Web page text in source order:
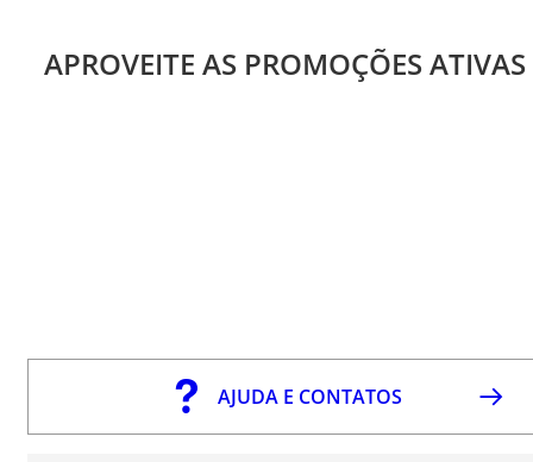
APROVEITE AS PROMOÇÕES ATIVAS
AJUDA E CONTATOS